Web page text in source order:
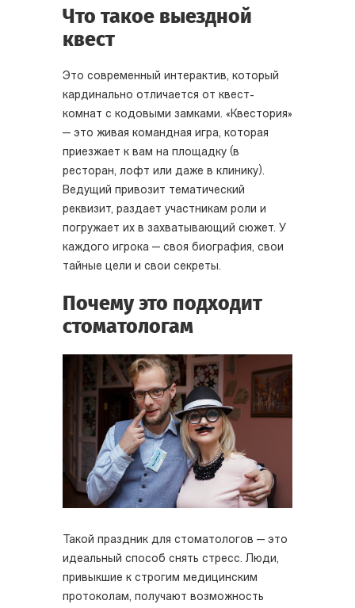
Что такое выездной
квест
Это современный интерактив, который
кардинально отличается от квест-
комнат с кодовыми замками. «Квестория»
— это живая командная игра, которая
приезжает к вам на площадку (в
ресторан, лофт или даже в клинику).
Ведущий привозит тематический
реквизит, раздает участникам роли и
погружает их в захватывающий сюжет. У
каждого игрока — своя биография, свои
тайные цели и свои секреты.
Почему это подходит
стоматологам
Такой праздник для стоматологов — это
идеальный способ снять стресс. Люди,
привыкшие к строгим медицинским
протоколам, получают возможность